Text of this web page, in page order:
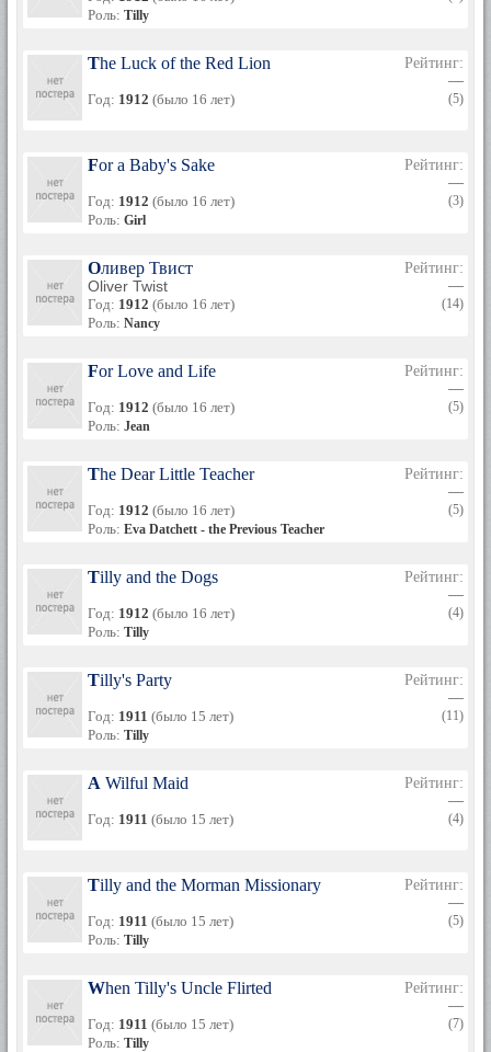
Роль: Tilly
The Luck of the Red Lion
Год: 1912 (было 16 лет)
Рейтинг:
—
(5)
For a Baby's Sake
Год: 1912 (было 16 лет)
Роль: Girl
Рейтинг:
—
(3)
Оливер Твист
Oliver Twist
Год: 1912 (было 16 лет)
Роль: Nancy
Рейтинг:
—
(14)
For Love and Life
Год: 1912 (было 16 лет)
Роль: Jean
Рейтинг:
—
(5)
The Dear Little Teacher
Год: 1912 (было 16 лет)
Роль: Eva Datchett - the Previous Teacher
Рейтинг:
—
(5)
Tilly and the Dogs
Год: 1912 (было 16 лет)
Роль: Tilly
Рейтинг:
—
(4)
Tilly's Party
Год: 1911 (было 15 лет)
Роль: Tilly
Рейтинг:
—
(11)
A Wilful Maid
Год: 1911 (было 15 лет)
Рейтинг:
—
(4)
Tilly and the Morman Missionary
Год: 1911 (было 15 лет)
Роль: Tilly
Рейтинг:
—
(5)
When Tilly's Uncle Flirted
Год: 1911 (было 15 лет)
Роль: Tilly
Рейтинг:
—
(7)